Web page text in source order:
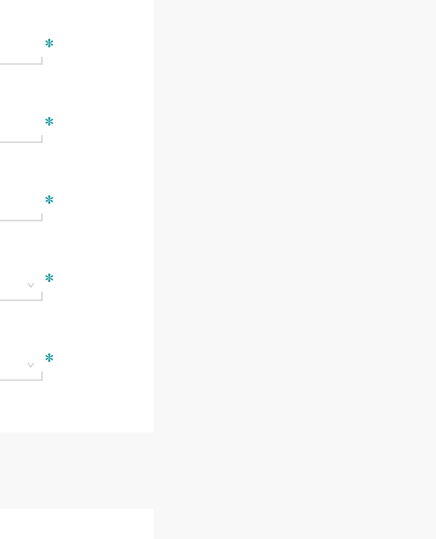
*
*
*
*
*